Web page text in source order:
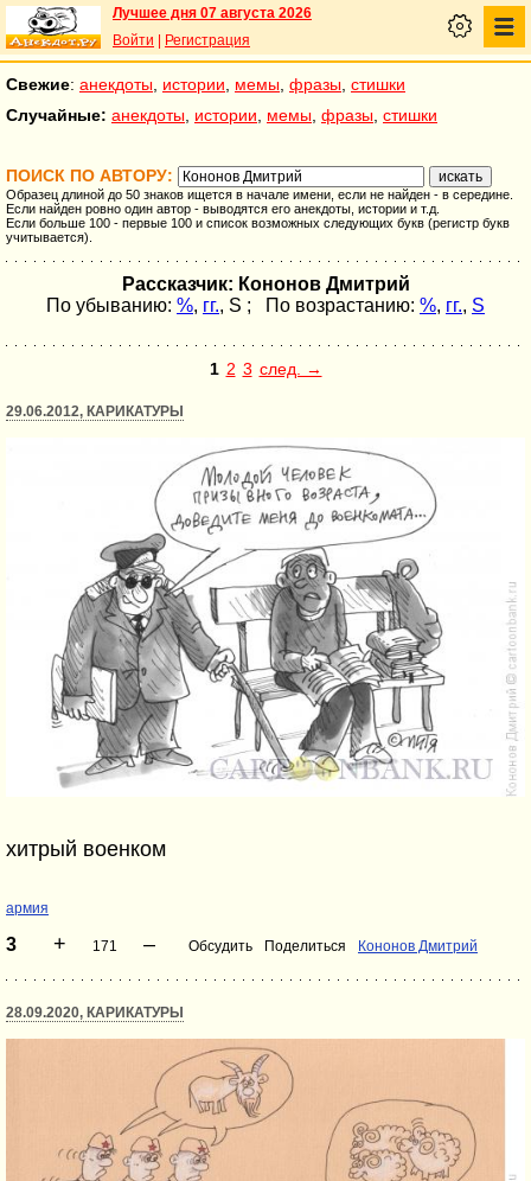
Лучшее дня 07 августа 2026
Войти
Регистрация
Свежие: анекдоты истории мемы фразы стишки
Случайные: анекдоты истории мемы фразы стишки
ПОИСК ПО АВТОРУ:
Образец длиной до 50 знаков ищется в начале имени, если не найден - в середине.
Если найден ровно один автор - выводятся его анекдоты, истории и т.д.
Если больше 100 - первые 100 и список возможных следующих букв (регистр букв
учитывается).
Рассказчик: Кононов Дмитрий
По убыванию: %, гг., S ; По возрастанию: %, гг., S
1 2 3 след. →
29.06.2012, КАРИКАТУРЫ
хитрый военком
армия
3 + 171 – Обсудить Поделиться Кононов Дмитрий
28.09.2020, КАРИКАТУРЫ